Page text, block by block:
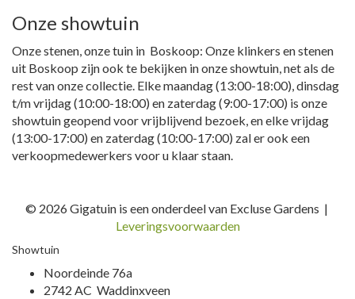
Onze showtuin
Onze stenen, onze tuin in Boskoop: Onze klinkers en stenen
uit Boskoop zijn ook te bekijken in onze showtuin, net als de
rest van onze collectie. Elke maandag (13:00-18:00), dinsdag
t/m vrijdag (10:00-18:00) en zaterdag (9:00-17:00) is onze
showtuin geopend voor vrijblijvend bezoek, en elke vrijdag
(13:00-17:00) en zaterdag (10:00-17:00) zal er ook een
verkoopmedewerkers voor u klaar staan.
© 2026 Gigatuin is een onderdeel van Excluse Gardens |
Leveringsvoorwaarden
Showtuin
Noordeinde 76a
2742 AC Waddinxveen